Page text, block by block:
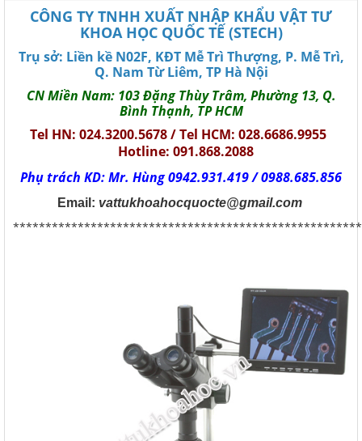
CÔNG TY TNHH XUẤT NHẬP KHẨU VẬT TƯ
KHOA HỌC QUỐC TẾ (STECH)
Trụ sở: Liền kề N02F, KĐT Mễ Trì Thượng, P. Mễ Trì,
Q. Nam Từ Liêm, TP Hà Nội
CN Miền Nam: 103 Đặng Thùy Trâm, Phường 13, Q.
Bình Thạnh, TP HCM
Tel HN: 024.3200.5678 / Tel HCM: 028.6686.9955
Hotline: 091.868.2088
Phụ trách KD: Mr. Hùng 0942.931.419 / 0988.685.856
Email: vattukhoahocquocte@gmail.com